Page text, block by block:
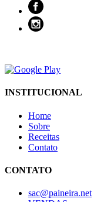
INSTITUCIONAL
Home
Sobre
Receitas
Contato
CONTATO
sac@paineira.net